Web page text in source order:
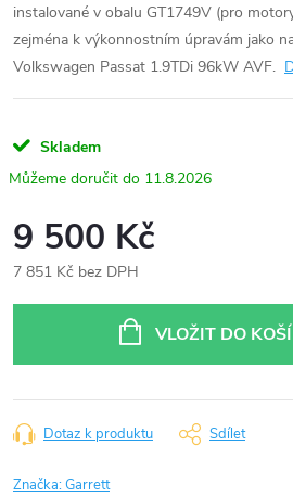
instalované v obalu GT1749V (pro
zejména k výkonnostním úpravám jako
Volkswagen Passat 1.9TDi 96kW AVF.
Skladem
11.8.2026
9 500 Kč
7 851 Kč bez DPH
VLOŽIT DO
Dotaz k produktu Sdílet
Značka:Garrett